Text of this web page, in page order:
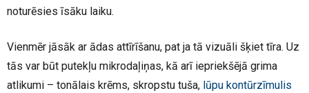
noturēsies īsāku laiku.
Vienmēr jāsāk ar ādas attīrīšanu, pat ja tā vizuāli šķiet tīra. Uz
tās var būt putekļu mikrodaļiņas, kā arī iepriekšējā grima
atlikumi – tonālais krēms, skropstu tuša, lūpu kontūrzīmulis